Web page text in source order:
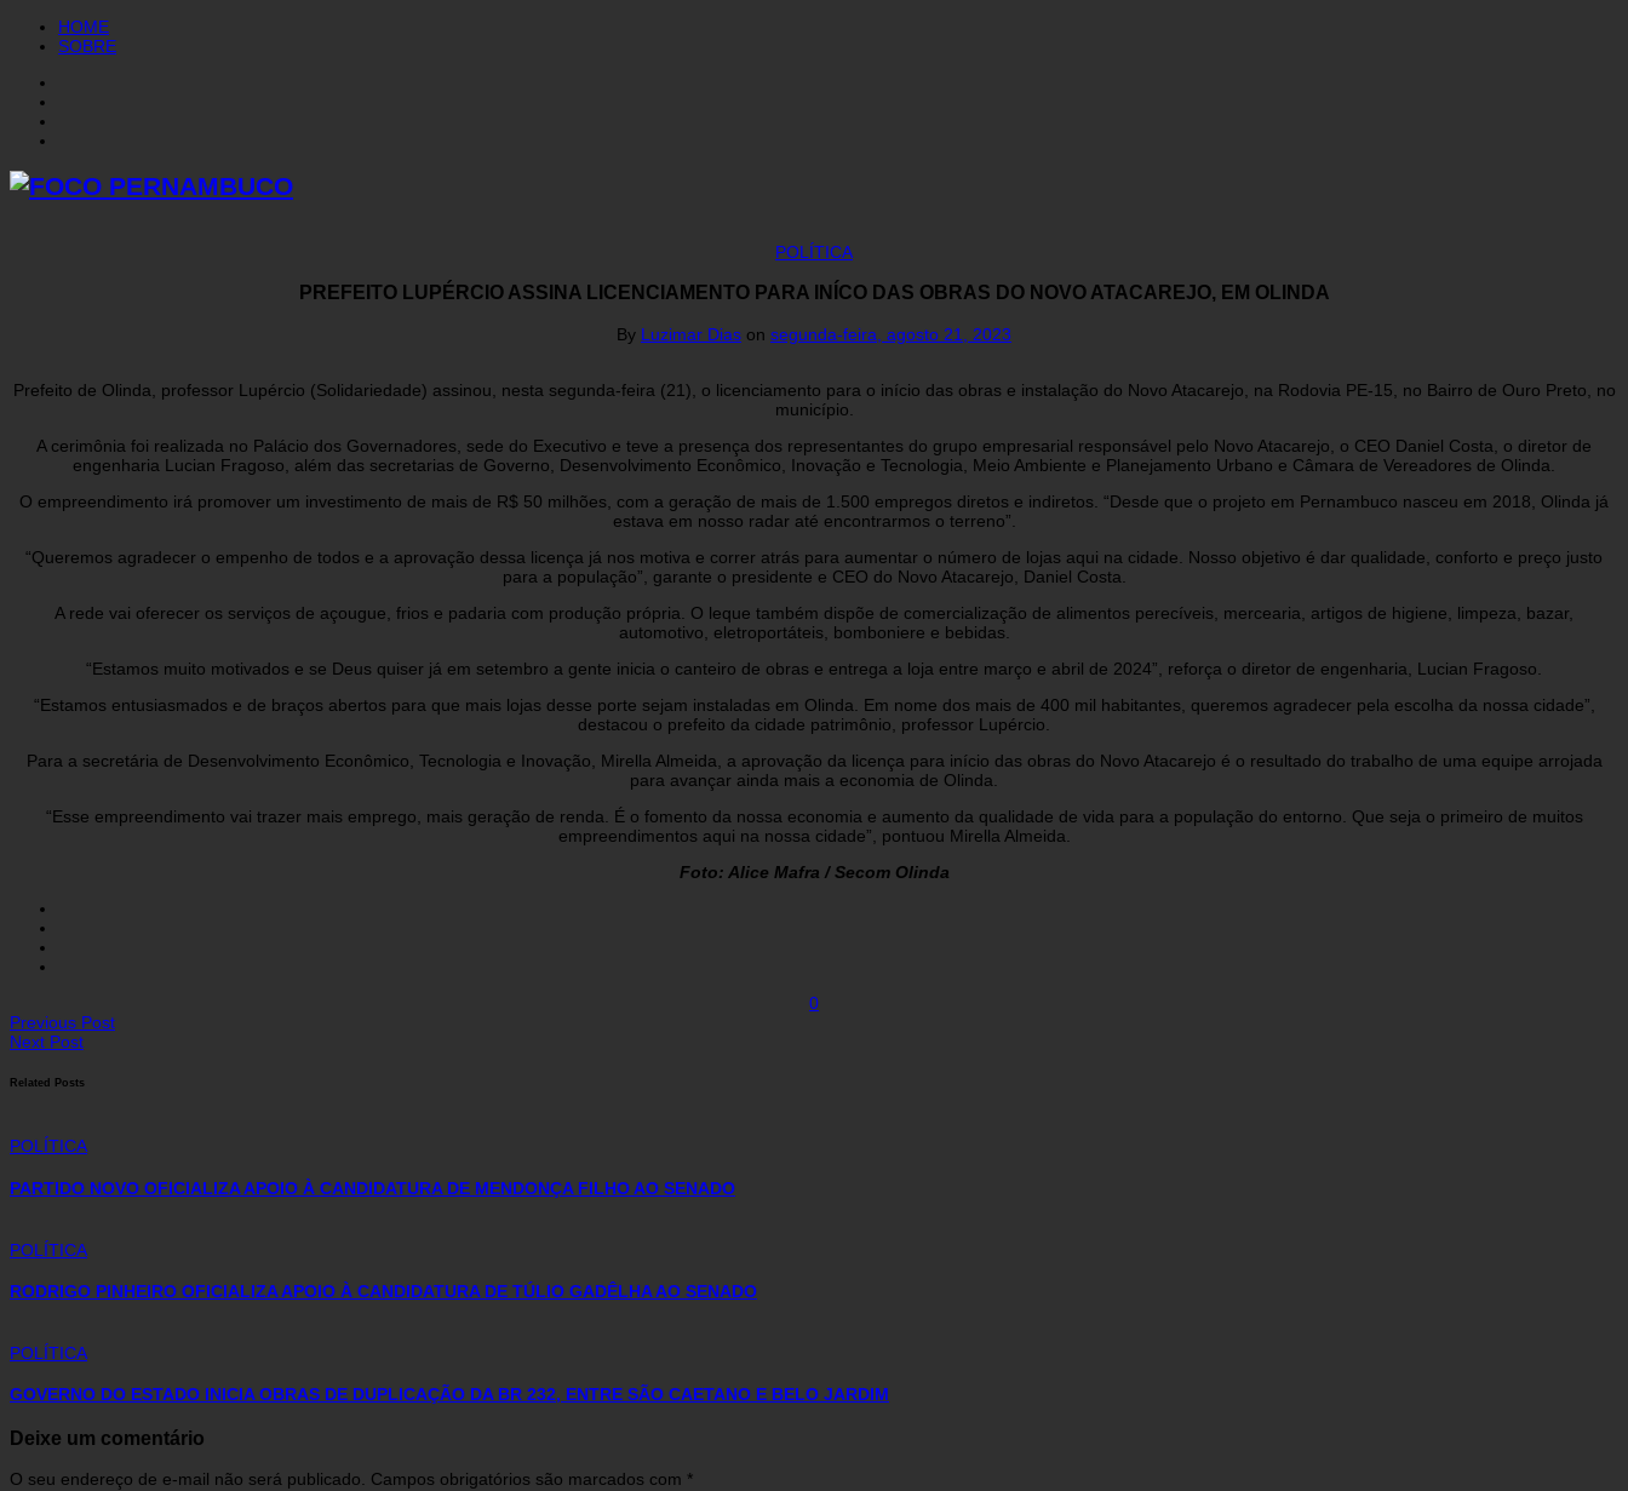
HOME
SOBRE
POLÍTICA
PREFEITO LUPÉRCIO ASSINA LICENCIAMENTO PARA INÍCO DAS OBRAS DO NOVO ATACAREJO, EM OLINDA
By Luzimar Dias on segunda-feira, agosto 21, 2023
Prefeito de Olinda, professor Lupércio (Solidariedade) assinou, nesta segunda-feira (21), o licenciamento para o início das obras e instalação do Novo Atacarejo, na Rodovia PE-15, no Bairro de Ouro Preto, no
município.
A cerimônia foi realizada no Palácio dos Governadores, sede do Executivo e teve a presença dos representantes do grupo empresarial responsável pelo Novo Atacarejo, o CEO Daniel Costa, o diretor de
engenharia Lucian Fragoso, além das secretarias de Governo, Desenvolvimento Econômico, Inovação e Tecnologia, Meio Ambiente e Planejamento Urbano e Câmara de Vereadores de Olinda.
O empreendimento irá promover um investimento de mais de R$ 50 milhões, com a geração de mais de 1.500 empregos diretos e indiretos. “Desde que o projeto em Pernambuco nasceu em 2018, Olinda já
estava em nosso radar até encontrarmos o terreno”.
“Queremos agradecer o empenho de todos e a aprovação dessa licença já nos motiva e correr atrás para aumentar o número de lojas aqui na cidade. Nosso objetivo é dar qualidade, conforto e preço justo
para a população”, garante o presidente e CEO do Novo Atacarejo, Daniel Costa.
A rede vai oferecer os serviços de açougue, frios e padaria com produção própria. O leque também dispõe de comercialização de alimentos perecíveis, mercearia, artigos de higiene, limpeza, bazar,
automotivo, eletroportáteis, bomboniere e bebidas.
“Estamos muito motivados e se Deus quiser já em setembro a gente inicia o canteiro de obras e entrega a loja entre março e abril de 2024”, reforça o diretor de engenharia, Lucian Fragoso.
“Estamos entusiasmados e de braços abertos para que mais lojas desse porte sejam instaladas em Olinda. Em nome dos mais de 400 mil habitantes, queremos agradecer pela escolha da nossa cidade”,
destacou o prefeito da cidade patrimônio, professor Lupércio.
Para a secretária de Desenvolvimento Econômico, Tecnologia e Inovação, Mirella Almeida, a aprovação da licença para início das obras do Novo Atacarejo é o resultado do trabalho de uma equipe arrojada
para avançar ainda mais a economia de Olinda.
“Esse empreendimento vai trazer mais emprego, mais geração de renda. É o fomento da nossa economia e aumento da qualidade de vida para a população do entorno. Que seja o primeiro de muitos
empreendimentos aqui na nossa cidade”, pontuou Mirella Almeida.
Foto: Alice Mafra / Secom Olinda
0
Previous Post
Next Post
Related Posts
POLÍTICA
PARTIDO NOVO OFICIALIZA APOIO À CANDIDATURA DE MENDONÇA FILHO AO SENADO
POLÍTICA
RODRIGO PINHEIRO OFICIALIZA APOIO À CANDIDATURA DE TÚLIO GADÊLHA AO SENADO
POLÍTICA
GOVERNO DO ESTADO INICIA OBRAS DE DUPLICAÇÃO DA BR 232, ENTRE SÃO CAETANO E BELO JARDIM
Deixe um comentário
O seu endereço de e-mail não será publicado. Campos obrigatórios são marcados com *